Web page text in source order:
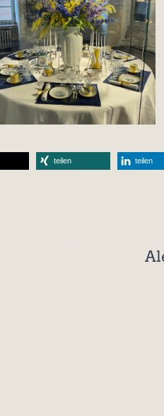
teilen teilen